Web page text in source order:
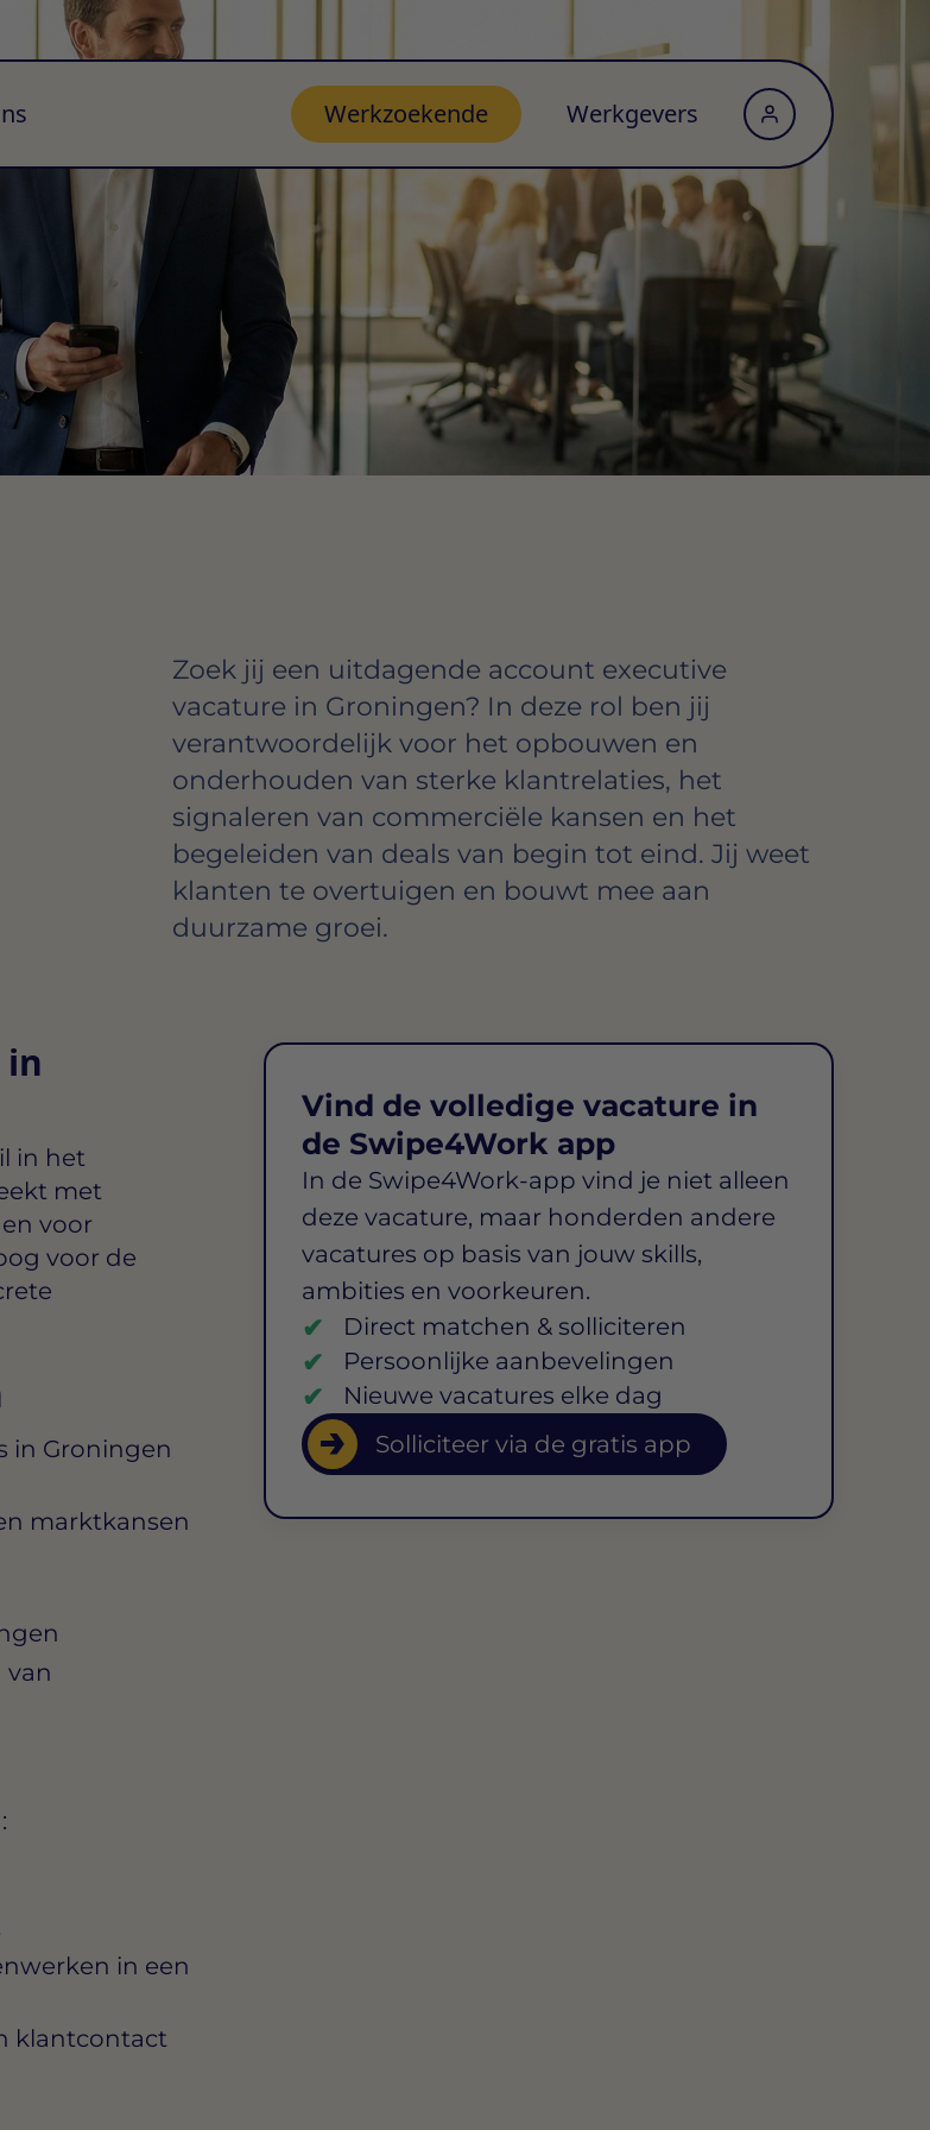
Werkzoekende Werkgevers
Zoek jij een uitdagende account executive
vacature in Groningen? In deze rol ben jij
verantwoordelijk voor het opbouwen en
onderhouden van sterke klantrelaties, het
signaleren van commerciële kansen en het
begeleiden van deals van begin tot eind. Jij weet
klanten te overtuigen en bouwt mee aan
duurzame groei.
in het
met
voor
voor de
in Groningen
marktkansen
van
in een
klantcontact
Vind de volledige vacature in
de Swipe4Work app
In de Swipe4Work-app vind je niet alleen
deze vacature, maar honderden andere
vacatures op basis van jouw skills,
ambities en voorkeuren.
Direct matchen & solliciteren
Persoonlijke aanbevelingen
Nieuwe vacatures elke dag
Solliciteer via de gratis app